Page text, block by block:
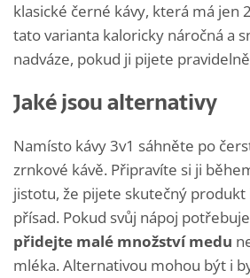
klasické černé kávy, která má jen
tato varianta kaloricky náročná a
nadváze, pokud ji pijete
Jaké jsou alternativy
Namísto kávy 3v1 sáhněte po
zrnkové kávě. Připravíte si ji
jistotu, že pijete skutečný produkt
přísad. Pokud svůj nápoj
přidejte malé množství medu
mléka. Alternativou mohou být i